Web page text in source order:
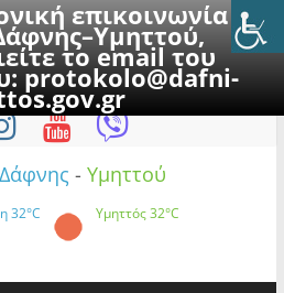
επικοινωνία με
το email του
protokolo@dafni-
Αυγούστου 2026
Δάφνης - Υμηττού
32°C Υμηττός32°C